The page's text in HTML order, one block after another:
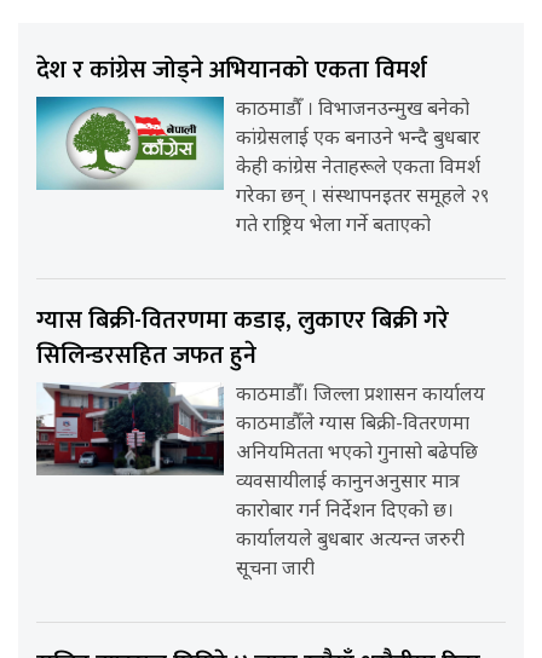
देश र कांग्रेस जोड्ने अभियानको एकता विमर्श
काठमाडौँ । विभाजनउन्मुख बनेको
कांग्रेसलाई एक बनाउने भन्दै बुधबार
केही कांग्रेस नेताहरूले एकता विमर्श
गरेका छन् । संस्थापनइतर समूहले २९
गते राष्ट्रिय भेला गर्ने बताएको
ग्यास बिक्री-वितरणमा कडाइ, लुकाएर बिक्री गरे
सिलिन्डरसहित जफत हुने
काठमाडौँ। जिल्ला प्रशासन कार्यालय
काठमाडौँले ग्यास बिक्री-वितरणमा
अनियमितता भएको गुनासो बढेपछि
व्यवसायीलाई कानुनअनुसार मात्र
कारोबार गर्न निर्देशन दिएको छ।
कार्यालयले बुधबार अत्यन्त जरुरी
सूचना जारी